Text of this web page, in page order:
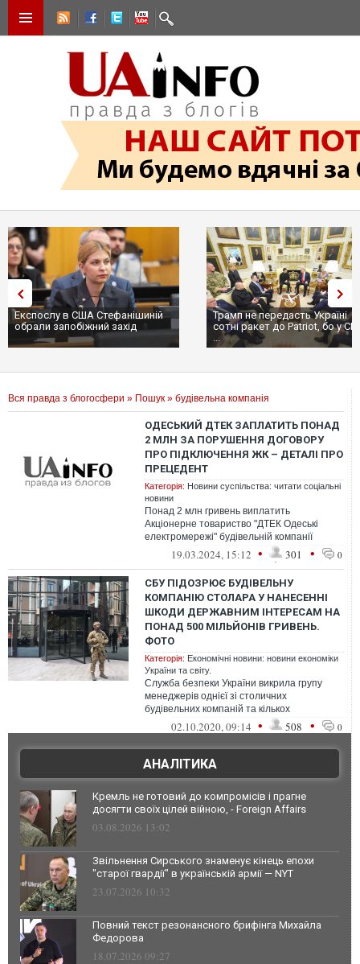
Експослу в США Стефанішиній
обрали запобіжний захід
Трамп не передасть Україні
сотні ракет до Patriot, бо у
...
Вся правда з блогосфери » Пошук » будівельна компанія
ОДЕСЬКИЙ ДТЕК ЗАПЛАТИТЬ ПОНАД
2 МЛН ЗА ПОРУШЕННЯ ДОГОВОРУ
ПРО ПІДКЛЮЧЕННЯ ЖК – ДЕТАЛІ ПРО
ПРЕЦЕДЕНТ
Категорія: Новини суспільства: читати соціальні
новини
Понад 2 млн гривень виплатить
Акціонерне товариство "ДТЕК Одеські
електромережі" будівельній компанії
"Фамільний дім" за зрив термінів
підключення жит...
19.03.2024, 15:12 • 301 • 0
СБУ ПІДОЗРЮЄ БУДІВЕЛЬНУ
КОМПАНІЮ СТОЛАРА У НАНЕСЕННІ
ШКОДИ ДЕРЖАВНИМ ІНТЕРЕСАМ НА
ПОНАД 500 МІЛЬЙОНІВ ГРИВЕНЬ.
ФОТО
Категорія: Економічні новини: новини економіки
України та світу.
Служба безпеки України викрила групу
менеджерів однієї зі столичних
будівельних компаній та кількох
підконтрольних інвестиційних фондів, які
налагодил...
02.10.2020, 09:14 • 508 • 0
АНАЛІТИКА
Кремль не готовий до компромісів і прагне
досягти своїх цілей війною, - Foreign Affairs
03.08.2026 13:02
Звільнення Сирського знаменує кінець епохи
"старої гвардії" в українській армії — NYT
23.07.2026 10:32
Повний текст резонансного брифінга Михайла
Федорова
18.07.2026 09:27